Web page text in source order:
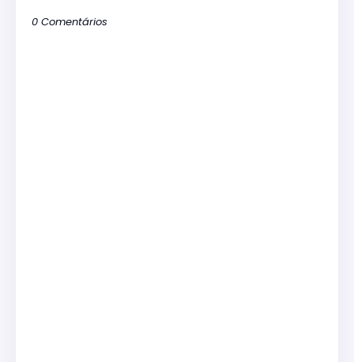
0 Comentários